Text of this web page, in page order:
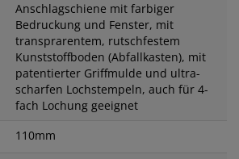
Anschlagschiene mit farbiger
Bedruckung und Fenster, mit
transprarentem, rutschfestem
Kunststoffboden (Abfallkasten), mit
patentierter Griffmulde und ultra-
scharfen Lochstempeln, auch für 4-
fach Lochung geeignet
110mm